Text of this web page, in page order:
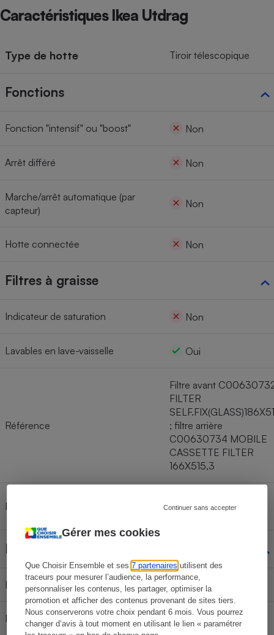
Gérer mes cookies
Que Choisir Ensemble et ses7 partenaires utilisent des
traceurs pour mesurer l’audience, la performance,
personnaliser les contenus, les partager, optimiser la
promotion et afficher des contenus provenant de sites tiers.
Nous conserverons votre choix pendant 6 mois. Vous pourrez
changer d’avis à tout moment en utilisant le lien « paramétrer
Continuer sans accepter
Caractéristiques Ikea Utdrag
Type de hotte Tiroir télescopique
Fonctions
Fonction "intensif" ou "boost" Non
Arrêt différé Non
Marche/arrêt automatique (par
capteur)
Non
Hotte connectée Non
Filtres à graisse
Indicateur de saturation Non
Lavables en lave-vaisselle Oui
Référence
Filtre avant
FILTER
; filtre arrière
C00630734 MOBILE
CASSETTE FILTER
166X515,3
Prix unitaire d’un filtre à graisse
filtre arrière 74,54 €
Dimensions
Largeur 60 cm
Profondeur 45,6 cm